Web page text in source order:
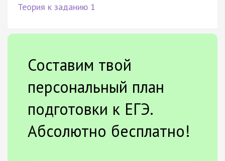
Теория к заданию 1
Составим твой
персональный план
подготовки к ЕГЭ.
Абсолютно бесплатно!